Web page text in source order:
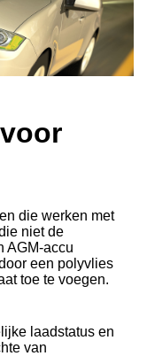
die werken met
niet de
AGM-accu
een polyvlies
toe te voegen.
laadstatus en
van